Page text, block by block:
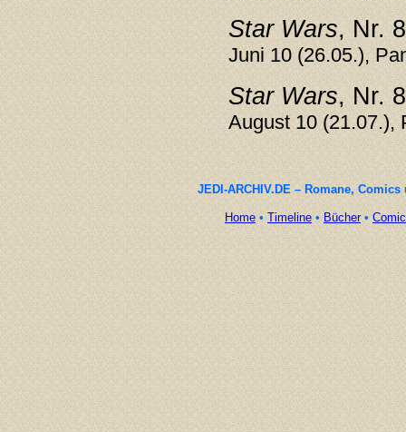
Star Wars, Nr.
Juni 10 (26.05.),
Star Wars, Nr.
August 10 (21.07.),
JEDI-ARCHIV.DE – Romane,
Home•Timeline•Bücher•